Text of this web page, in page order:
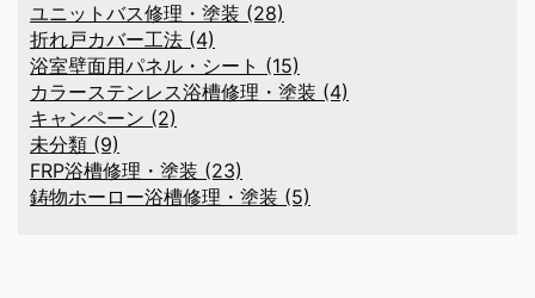
ユニットバス修理・塗装 (28)
折れ戸カバー工法 (4)
浴室壁面用パネル・シート (15)
カラーステンレス浴槽修理・塗装 (4)
キャンペーン (2)
未分類 (9)
FRP浴槽修理・塗装 (23)
鋳物ホーロー浴槽修理・塗装 (5)